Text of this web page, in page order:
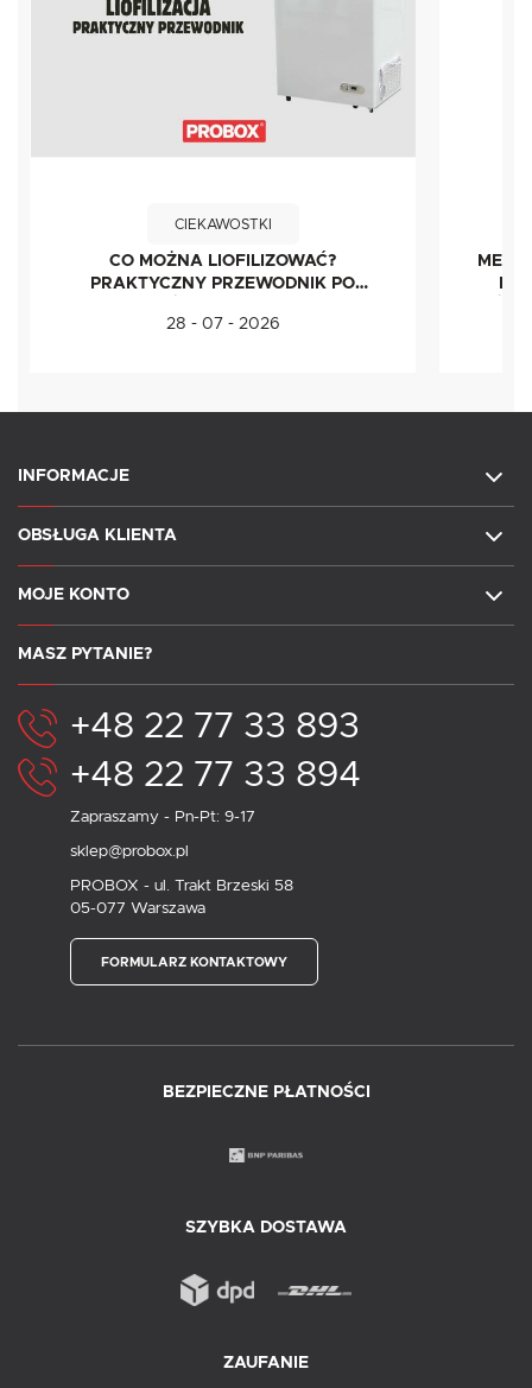
CIEKAWOSTKI
CO MOŻNA LIOFILIZOWAĆ?
PRAKTYCZNY PRZEWODNIK PO
28 - 07 - 2026
INFORMACJE
OBSŁUGA KLIENTA
MOJE KONTO
MASZ PYTANIE?
+48 22 77 33 893
+48 22 77 33 894
Zapraszamy - Pn-Pt: 9-17
sklep@probox.pl
PROBOX - ul. Trakt Brzeski 58
05-077 Warszawa
FORMULARZ KONTAKTOWY
BEZPIECZNE PŁATNOŚCI
SZYBKA DOSTAWA
ZAUFANIE